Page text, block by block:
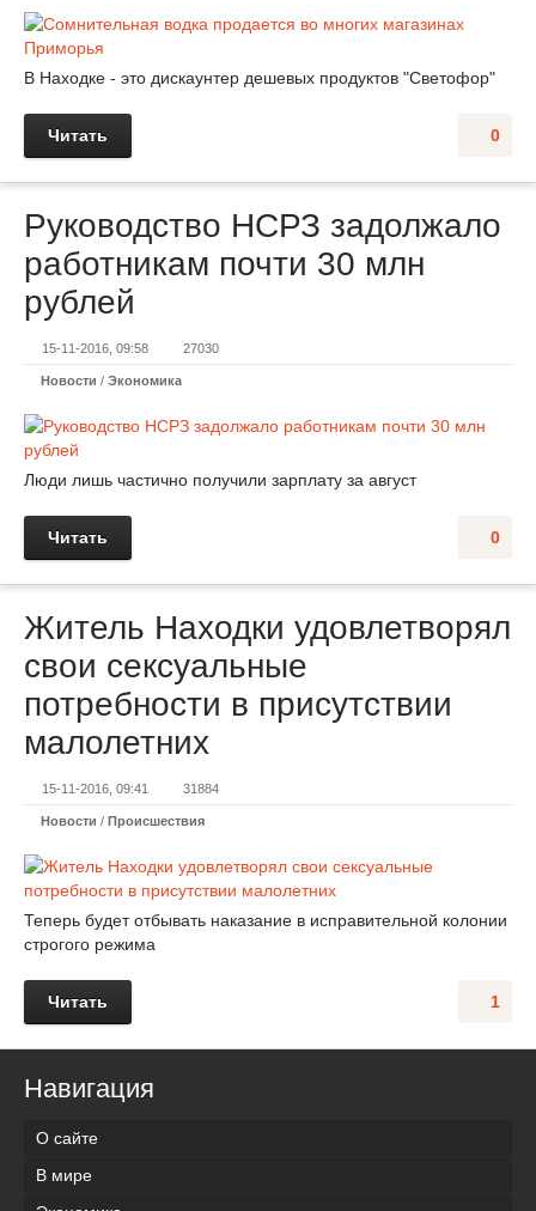
В Находке - это дискаунтер дешевых продуктов "Светофор"
0
Читать
Руководство НСРЗ задолжало
работникам почти 30 млн
рублей
15-11-2016, 09:58 27030
Новости / Экономика
Люди лишь частично получили зарплату за август
0
Читать
Житель Находки удовлетворял
свои сексуальные
потребности в присутствии
малолетних
15-11-2016, 09:41 31884
Новости / Происшествия
Теперь будет отбывать наказание в исправительной колонии
строгого режима
1
Читать
Навигация
О сайте
В мире